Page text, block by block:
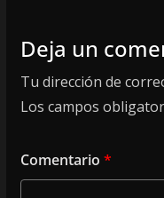
Deja un
Tu dirección de
Los campos
Comentario *